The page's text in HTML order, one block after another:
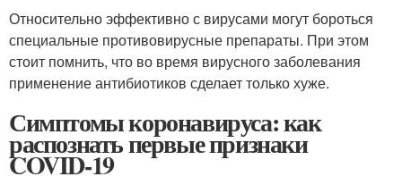
Относительно эффективно с вирусами могут бороться
специальные противовирусные препараты. При этом
стоит помнить, что во время вирусного заболевания
применение антибиотиков сделает только хуже.
Симптомы коронавируса: как
распознать первые признаки
COVID-19